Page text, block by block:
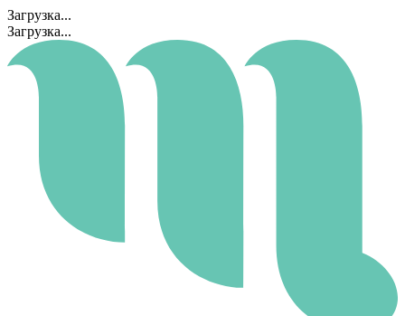
Загрузка...
Загрузка...